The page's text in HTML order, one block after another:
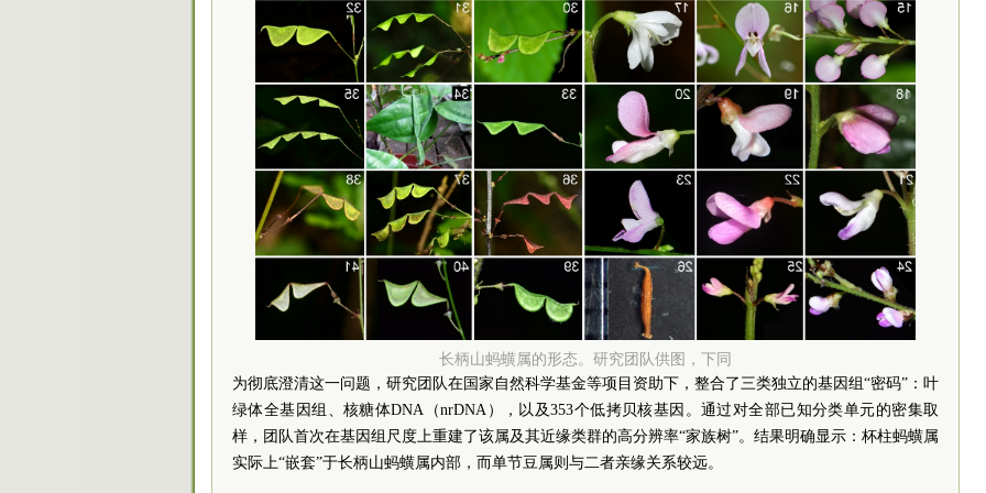
长柄山蚂蟥属的形态。研究团队供图，下同
为彻底澄清这一问题，研究团队在国家自然科学基金等项目资助下，整合了三类独立的基因组“密码”：叶
绿体全基因组、核糖体DNA（nrDNA），以及353个低拷贝核基因。通过对全部已知分类单元的密集取
样，团队首次在基因组尺度上重建了该属及其近缘类群的高分辨率“家族树”。结果明确显示：杯柱蚂蟥属
实际上“嵌套”于长柄山蚂蟥属内部，而单节豆属则与二者亲缘关系较远。